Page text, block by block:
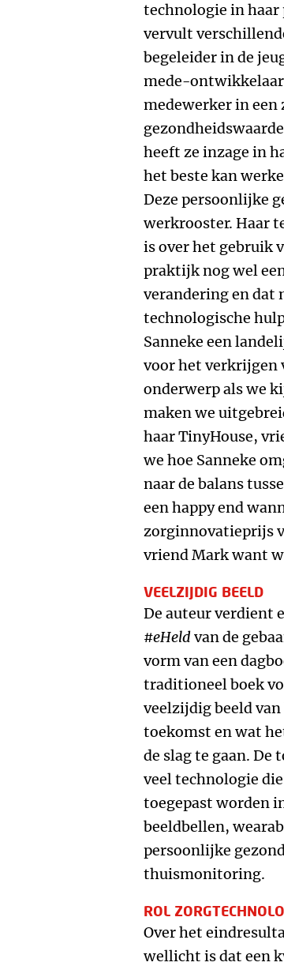
technologie in haar
vervult
begeleider in de
mede-ontwikkelaar
medewerker in een
heeft ze inzage in
het beste kan
Deze persoonlijke
werkrooster. Haar
is over het gebruik
praktijk nog wel
verandering en dat
technologische
Sanneke een
voor het verkrijgen
onderwerp als we
maken we
haar TinyHouse,
we hoe Sanneke
naar de balans
een happy end
zorginnovatieprijs
vriend Mark want
VEELZIJDIG BEELD
De auteur verdient
#eHeldvan de
vorm van een
traditioneel boek
veelzijdig beeld
toekomst en wat
de slag te gaan. De
veel technologie
toegepast worden
beeldbellen,
persoonlijke
thuismonitoring.
ROL
Over het
wellicht is dat een